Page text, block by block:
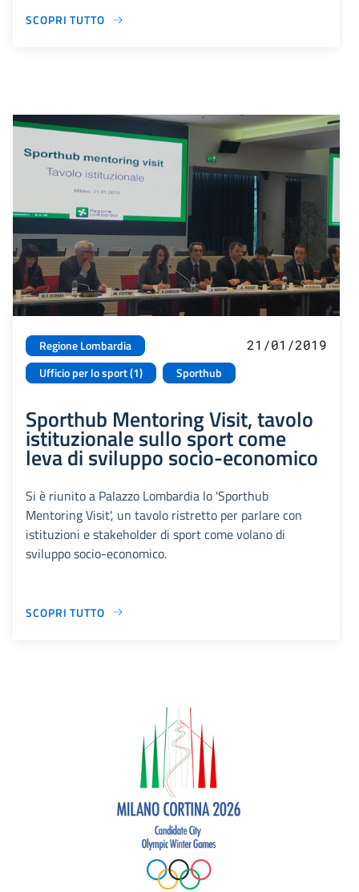
SCOPRI TUTTO
Regione Lombardia
Ufficio per lo sport (1)
Sporthub
21/01/2019
Sporthub Mentoring Visit, tavolo
istituzionale sullo sport come
leva di sviluppo socio-economico
Si è riunito a Palazzo Lombardia lo 'Sporthub
Mentoring Visit', un tavolo ristretto per parlare con
istituzioni e stakeholder di sport come volano di
sviluppo socio-economico.
SCOPRI TUTTO